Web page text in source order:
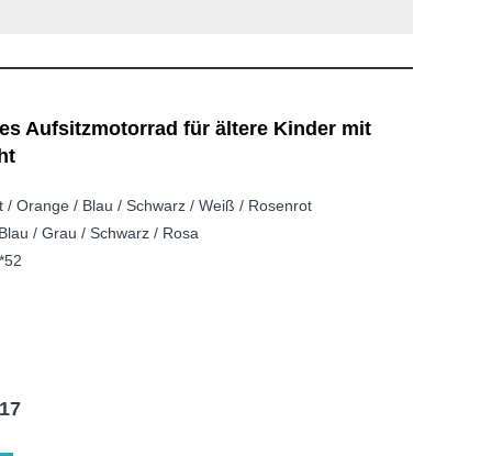
Aufsitzmotorrad für ältere Kinder mit
/ Orange / Blau / Schwarz / Weiß / Rosenrot
/ Grau / Schwarz / Rosa